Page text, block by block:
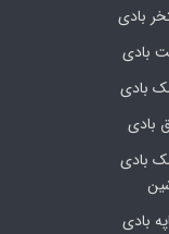
بادی
بادی
بادی
بادی
بادی
بادی